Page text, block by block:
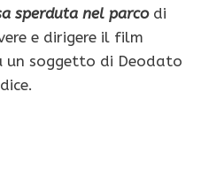
sperduta nel parcodi
e dirigere il film
un soggetto di Deodato